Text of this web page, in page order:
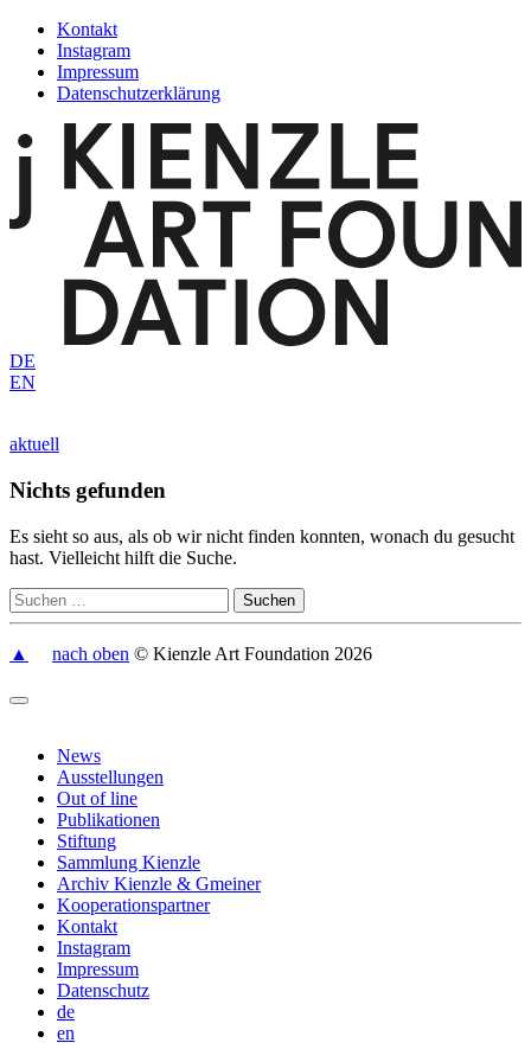
Zum
Inhalt
springen
Kontakt
Instagram
Impressum
Datenschutzerklärung
DE
EN
aktuell
Nichts gefunden
Es sieht so aus, als ob wir nicht finden konnten, wonach du gesucht
hast. Vielleicht hilft die Suche.
▲ nach oben © Kienzle Art Foundation 2026
News
Ausstellungen
Out of line
Publikationen
Stiftung
Sammlung Kienzle
Archiv Kienzle & Gmeiner
Kooperationspartner
Kontakt
Instagram
Impressum
Datenschutz
de
en